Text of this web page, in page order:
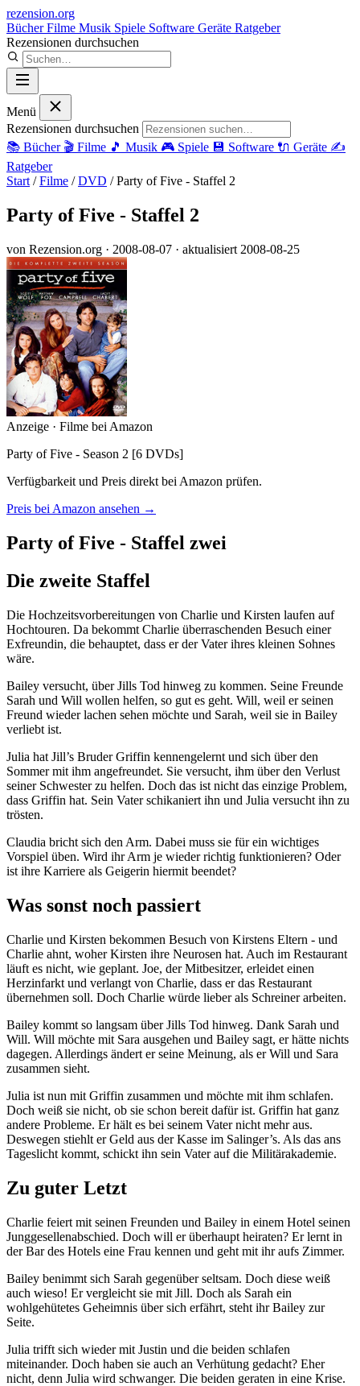
rezension.org
BücherFilme Musik Spiele Software Geräte Ratgeber
Rezensionen durchsuchen
Menü
Rezensionen durchsuchen
📚 Bücher 🎬 Filme 🎵 Musik 🎮 Spiele 💾 Software 🔌 Geräte ✍️
Ratgeber
Start / Filme / DVD / Party of Five - Staffel 2
Party of Five - Staffel 2
von Rezension.org · 2008-08-07 · aktualisiert 2008-08-25
Anzeige · Filme bei Amazon
Party of Five - Season 2 [6 DVDs]
Verfügbarkeit und Preis direkt bei Amazon prüfen.
Preis bei Amazon ansehen →
Party of Five - Staffel zwei
Die zweite Staffel
Die Hochzeitsvorbereitungen von Charlie und Kirsten laufen auf
Hochtouren. Da bekommt Charlie überraschenden Besuch einer
Exfreundin, die behauptet, dass er der Vater ihres kleinen Sohnes
wäre.
Bailey versucht, über Jills Tod hinweg zu kommen. Seine Freunde
Sarah und Will wollen helfen, so gut es geht. Will, weil er seinen
Freund wieder lachen sehen möchte und Sarah, weil sie in Bailey
verliebt ist.
Julia hat Jill’s Bruder Griffin kennengelernt und sich über den
Sommer mit ihm angefreundet. Sie versucht, ihm über den Verlust
seiner Schwester zu helfen. Doch das ist nicht das einzige Problem,
dass Griffin hat. Sein Vater schikaniert ihn und Julia versucht ihn zu
trösten.
Claudia bricht sich den Arm. Dabei muss sie für ein wichtiges
Vorspiel üben. Wird ihr Arm je wieder richtig funktionieren? Oder
ist ihre Karriere als Geigerin hiermit beendet?
Was sonst noch passiert
Charlie und Kirsten bekommen Besuch von Kirstens Eltern - und
Charlie ahnt, woher Kirsten ihre Neurosen hat. Auch im Restaurant
läuft es nicht, wie geplant. Joe, der Mitbesitzer, erleidet einen
Herzinfarkt und verlangt von Charlie, dass er das Restaurant
übernehmen soll. Doch Charlie würde lieber als Schreiner arbeiten.
Bailey kommt so langsam über Jills Tod hinweg. Dank Sarah und
Will. Will möchte mit Sara ausgehen und Bailey sagt, er hätte nichts
dagegen. Allerdings ändert er seine Meinung, als er Will und Sara
zusammen sieht.
Julia ist nun mit Griffin zusammen und möchte mit ihm schlafen.
Doch weiß sie nicht, ob sie schon bereit dafür ist. Griffin hat ganz
andere Probleme. Er hält es bei seinem Vater nicht mehr aus.
Deswegen stiehlt er Geld aus der Kasse im Salinger’s. Als das ans
Tageslicht kommt, schickt ihn sein Vater auf die Militärakademie.
Zu guter Letzt
Charlie feiert mit seinen Freunden und Bailey in einem Hotel seinen
Junggesellenabschied. Doch will er überhaupt heiraten? Er lernt in
der Bar des Hotels eine Frau kennen und geht mit ihr aufs Zimmer.
Bailey benimmt sich Sarah gegenüber seltsam. Doch diese weiß
auch wieso! Er vergleicht sie mit Jill. Doch als Sarah ein
wohlgehütetes Geheimnis über sich erfährt, steht ihr Bailey zur
Seite.
Julia trifft sich wieder mit Justin und die beiden schlafen
miteinander. Doch haben sie auch an Verhütung gedacht? Eher
nicht, denn Julia wird schwanger. Die beiden geraten in eine Krise.